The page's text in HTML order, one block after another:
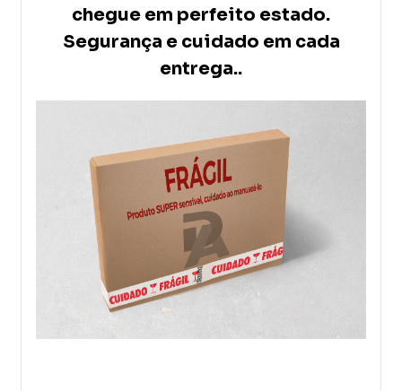
chegue em perfeito estado.
Segurança e cuidado em cada
entrega..